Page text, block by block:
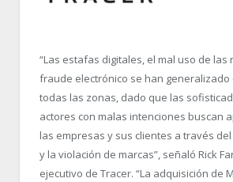
“Las estafas digitales, el mal uso de las
fraude electrónico se han generalizado
todas las zonas, dado que las
actores con malas intenciones buscan
las empresas y sus clientes a través
y la violación de marcas”, señaló Rick
ejecutivo de Tracer. “La adquisición de